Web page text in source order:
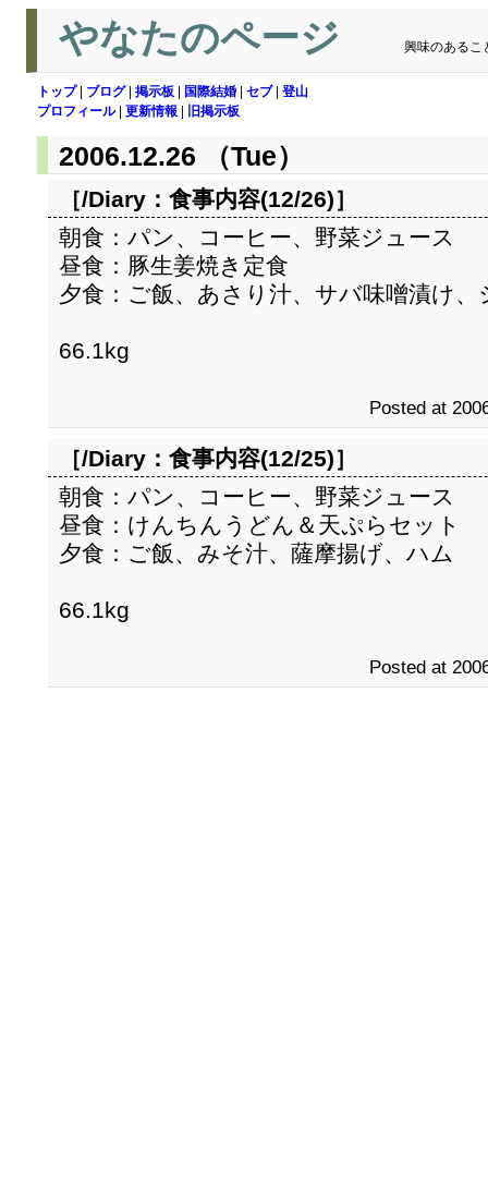
やなたのページ 興味のあるこ
トップ| ブログ| 掲示板 国際結婚 セブ| 登山
プロフィール| 更新情報 旧掲示板
2006.12.26 （Tue）
［/Diary： 食事内容(12/26)］
朝食：パン、コーヒー、野菜ジュース
昼食：豚生姜焼き定食
夕食：ご飯、あさり汁、サバ味噌漬け
66.1kg
Posted at
［/Diary： 食事内容(12/25)］
朝食：パン、コーヒー、野菜ジュース
昼食：けんちんうどん＆天ぷらセット
夕食：ご飯、みそ汁、薩摩揚げ、ハム
66.1kg
Posted at